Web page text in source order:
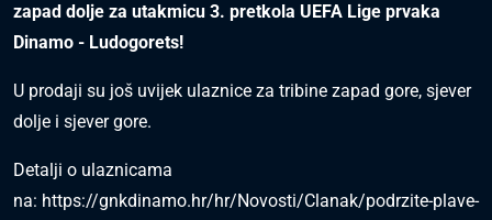
zapad dolje za utakmicu 3. pretkola UEFA Lige prvaka
Dinamo - Ludogorets!
U prodaji su još uvijek ulaznice za tribine zapad gore, sjever
dolje i sjever gore.
Detalji o ulaznicama
na: https://gnkdinamo.hr/hr/Novosti/Clanak/podrzite-plave-